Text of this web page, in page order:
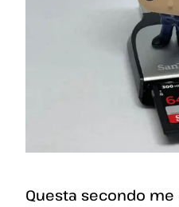
Questa secondo